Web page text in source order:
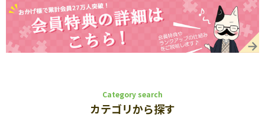
Category search
カテゴリから探す